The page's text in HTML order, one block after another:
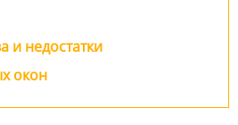
и недостатки
окон